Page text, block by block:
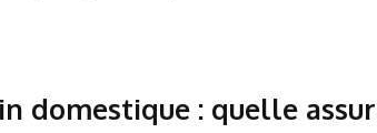
domestique : quelle